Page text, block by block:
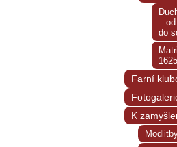
–
do
Farní
K